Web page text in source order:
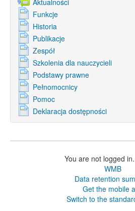
Aktualności
Funkcje
Historia
Publikacje
Zespół
Szkolenia dla nauczycieli
Podstawy prawne
Pełnomocnicy
Pomoc
Deklaracja dostępności
You are not logged
WMB
Data retention
Get the mobile
Switch to the